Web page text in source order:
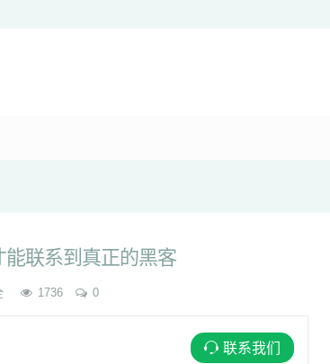
联系到真正的黑客
1736 0
联系我们